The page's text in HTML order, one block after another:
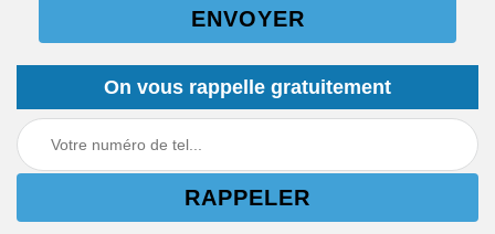
On vous rappelle gratuitement